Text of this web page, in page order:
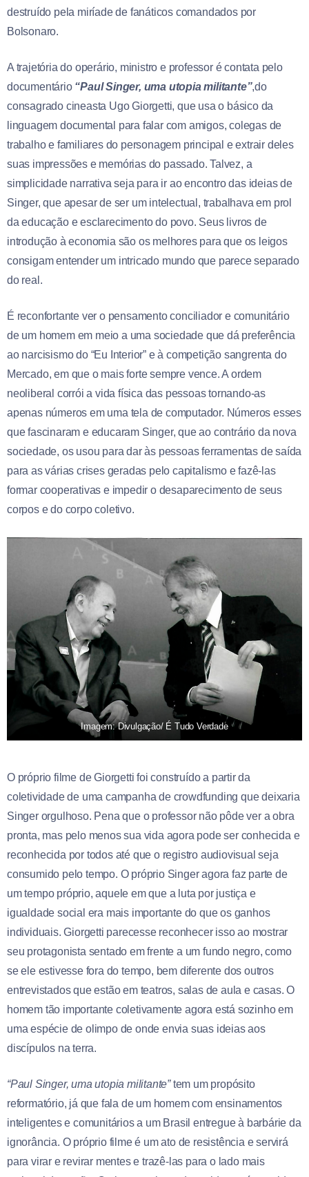
destruído pela miríade de fanáticos comandados por
Bolsonaro.
A trajetória do operário, ministro e professor é contata pelo
documentário “Paul Singer, uma utopia militante”,do
consagrado cineasta Ugo Giorgetti, que usa o básico da
linguagem documental para falar com amigos, colegas de
trabalho e familiares do personagem principal e extrair deles
suas impressões e memórias do passado. Talvez, a
simplicidade narrativa seja para ir ao encontro das ideias de
Singer, que apesar de ser um intelectual, trabalhava em prol
da educação e esclarecimento do povo. Seus livros de
introdução à economia são os melhores para que os leigos
consigam entender um intricado mundo que parece separado
do real.
É reconfortante ver o pensamento conciliador e comunitário
de um homem em meio a uma sociedade que dá preferência
ao narcisismo do “Eu Interior” e à competição sangrenta do
Mercado, em que o mais forte sempre vence. A ordem
neoliberal corrói a vida física das pessoas tornando-as
apenas números em uma tela de computador. Números esses
que fascinaram e educaram Singer, que ao contrário da nova
sociedade, os usou para dar às pessoas ferramentas de saída
para as várias crises geradas pelo capitalismo e fazê-las
formar cooperativas e impedir o desaparecimento de seus
corpos e do corpo coletivo.
Imagem: Divulgação/ É Tudo Verdade
O próprio filme de Giorgetti foi construído a partir da
coletividade de uma campanha de crowdfunding que deixaria
Singer orgulhoso. Pena que o professor não pôde ver a obra
pronta, mas pelo menos sua vida agora pode ser conhecida e
reconhecida por todos até que o registro audiovisual seja
consumido pelo tempo. O próprio Singer agora faz parte de
um tempo próprio, aquele em que a luta por justiça e
igualdade social era mais importante do que os ganhos
individuais. Giorgetti parecesse reconhecer isso ao mostrar
seu protagonista sentado em frente a um fundo negro, como
se ele estivesse fora do tempo, bem diferente dos outros
entrevistados que estão em teatros, salas de aula e casas. O
homem tão importante coletivamente agora está sozinho em
uma espécie de olimpo de onde envia suas ideias aos
discípulos na terra.
“Paul Singer, uma utopia militante”tem um propósito
reformatório, já que fala de um homem com ensinamentos
inteligentes e comunitários a um Brasil entregue à barbárie da
ignorância. O próprio filme é um ato de resistência e servirá
para virar e revirar mentes e trazê-las para o lado mais